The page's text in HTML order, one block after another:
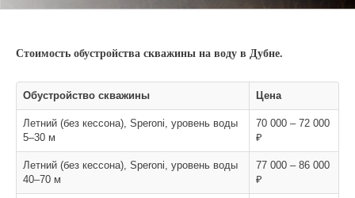
Стоимость обустройства скважины на воду в Дубне.
Обустройство скважины Цена
Летний (без кессона), Speroni, уровень воды
5–30 м
70 000 – 72 000
₽
Летний (без кессона), Speroni, уровень воды
40–70 м
77 000 – 86 000
₽